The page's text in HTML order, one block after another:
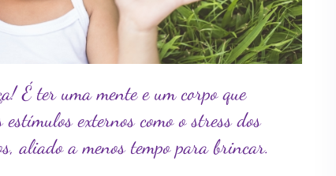
É ter uma mente e um corpo que
externos como o stress dos
aliado a menos tempo para brincar.